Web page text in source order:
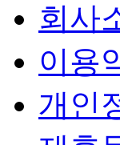
회사
이용
개인